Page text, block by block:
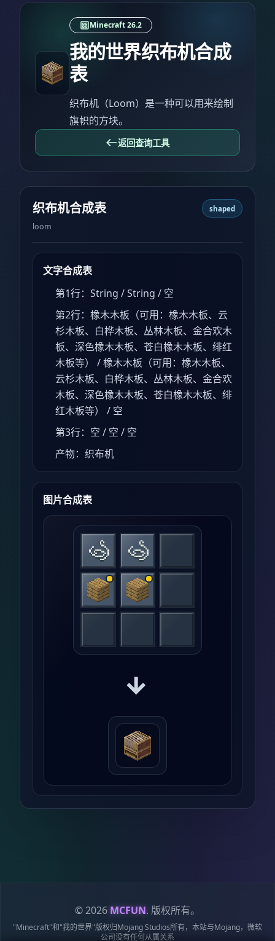
Minecraft 26.2
我的世界织布机合成
表
织布机（Loom）是一种可以用来绘制
旗帜的方块。
返回查询工具
织布机合成表
loom
shaped
文字合成表
第1行：String / String / 空
第2行：橡木木板（可用：橡木木板、云
杉木板、白桦木板、丛林木板、金合欢木
板、深色橡木木板、苍白橡木木板、绯红
木板等） / 橡木木板（可用：橡木木板、
云杉木板、白桦木板、丛林木板、金合欢
木板、深色橡木木板、苍白橡木木板、绯
红木板等） / 空
第3行：空 / 空 / 空
产物：织布机
图片合成表
→
© 2026 MCFUN. 版权所有。
"Minecraft"和"我的世界"版权归Mojang Studios所有，本站与Mojang，微软
公司没有任何从属关系